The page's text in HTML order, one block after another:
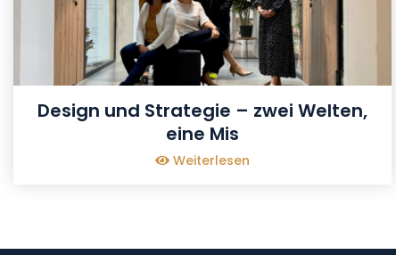
Design und Strategie – zwei Welten,
eine Mis
Weiterlesen